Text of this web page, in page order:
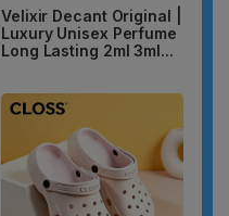
Velixir Decant Original |
Luxury Unisex Perfume
Long Lasting 2ml 3ml...